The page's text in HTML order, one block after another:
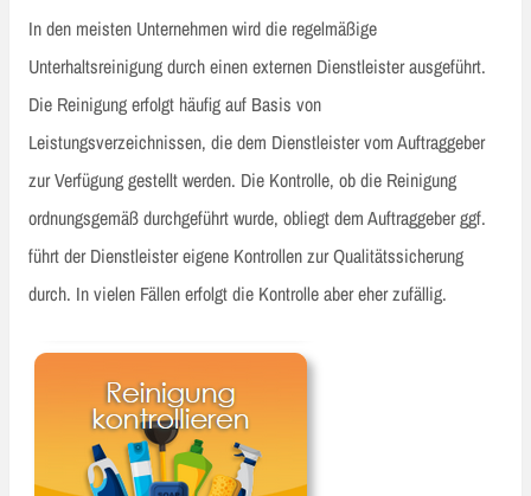
In den meisten Unternehmen wird die regelmäßige
Unterhaltsreinigung durch einen externen Dienstleister ausgeführt.
Die Reinigung erfolgt häufig auf Basis von
Leistungsverzeichnissen, die dem Dienstleister vom Auftraggeber
zur Verfügung gestellt werden. Die Kontrolle, ob die Reinigung
ordnungsgemäß durchgeführt wurde, obliegt dem Auftraggeber ggf.
führt der Dienstleister eigene Kontrollen zur Qualitätssicherung
durch. In vielen Fällen erfolgt die Kontrolle aber eher zufällig.